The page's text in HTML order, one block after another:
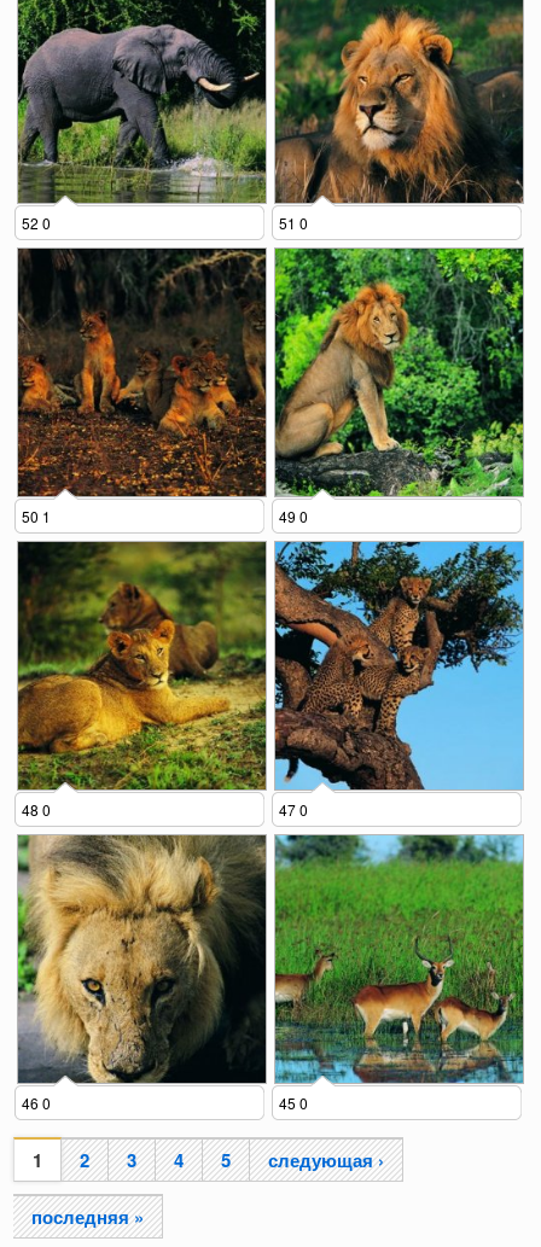
52 0 51 0
50 1 49 0
48 0 47 0
46 0 45 0
Страницы
1 2 3 4 5 следующая ›
последняя »